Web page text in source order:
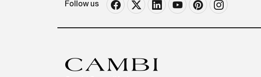
Follow us